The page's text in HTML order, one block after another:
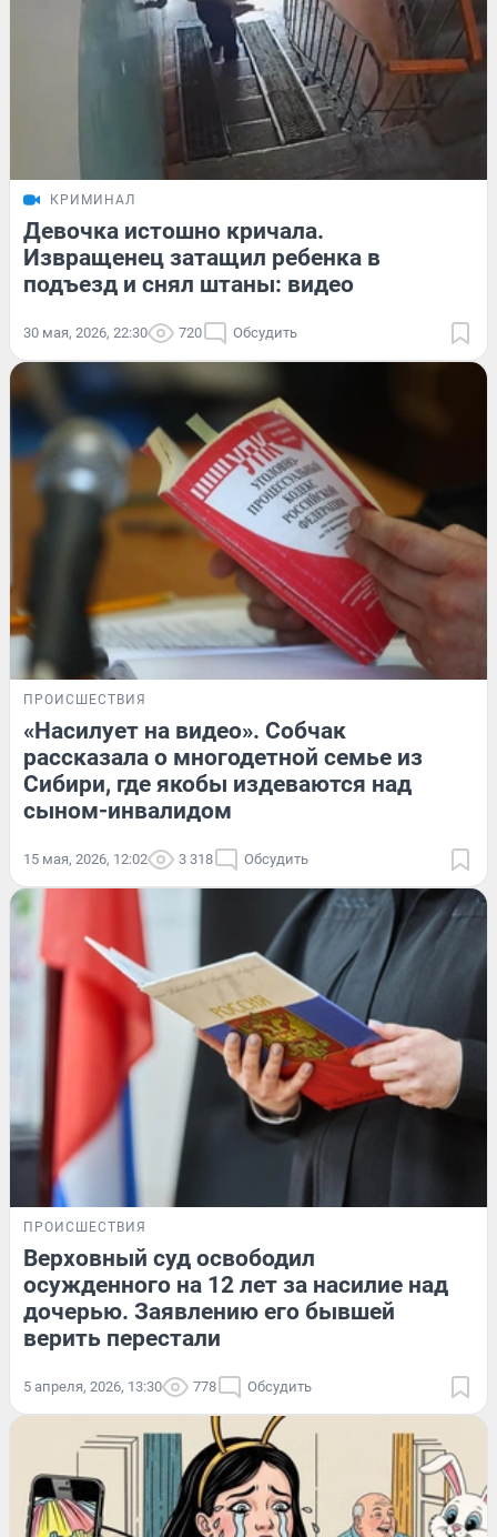
КРИМИНАЛ
Девочка истошно кричала.
Извращенец затащил ребенка в
подъезд и снял штаны: видео
30 мая, 2026, 22:30 720 Обсудить
ПРОИСШЕСТВИЯ
«Насилует на видео». Собчак
рассказала о многодетной семье из
Сибири, где якобы издеваются над
сыном-инвалидом
15 мая, 2026, 12:02 3 318 Обсудить
ПРОИСШЕСТВИЯ
Верховный суд освободил
осужденного на 12 лет за насилие над
дочерью. Заявлению его бывшей
верить перестали
5 апреля, 2026, 13:30 778 Обсудить